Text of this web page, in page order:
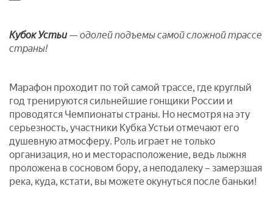
Кубок Устьи— одолей подъемы самой сложной трассе
страны!
Марафон проходит по той самой трассе, где круглый
год тренируются сильнейшие гонщики России и
проводятся Чемпионаты страны. Но несмотря на эту
серьезность, участники Кубка Устьи отмечают его
душевную атмосферу. Роль играет не только
организация, но и месторасположение, ведь лыжня
проложена в сосновом бору, а неподалеку – замерзшая
река, куда, кстати, вы можете окунуться после баньки!